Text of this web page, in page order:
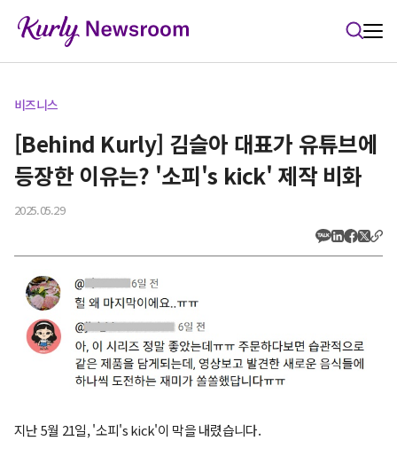
비즈니스
[Behind Kurly] 김슬아 대표가 유튜브에
등장한 이유는? '소피's kick' 제작 비화
2025.05.29
지난 5월 21일, '소피's kick'이 막을 내렸습니다.